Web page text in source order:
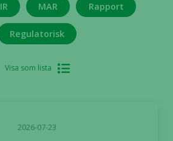
IR MAR Rapport
Regulatorisk
Visa som lista
2026-07-23